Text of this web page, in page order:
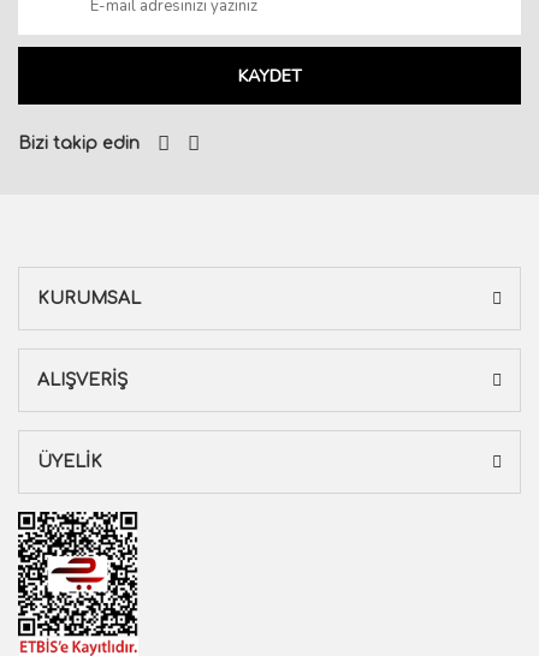
KAYDET
Bizi takip edin
KURUMSAL
ALIŞVERİŞ
ÜYELİK